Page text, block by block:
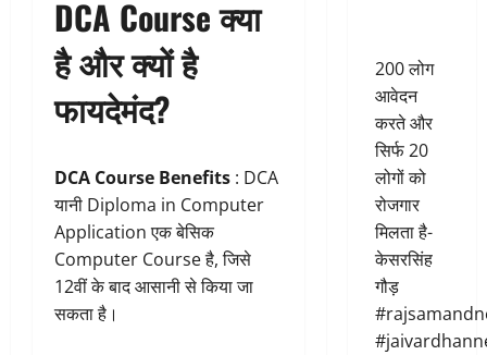
DCA Course क्या
है और क्यों है
फायदेमंद?
DCA Course Benefits : DCA
यानी Diploma in Computer
Application एक बेसिक
Computer Course है, जिसे
12वीं के बाद आसानी से किया जा
सकता है।
200 लोग
आवेदन
करते और
सिर्फ 20
लोगों को
रोजगार
मिलता है-
केसरसिंह
गौड़